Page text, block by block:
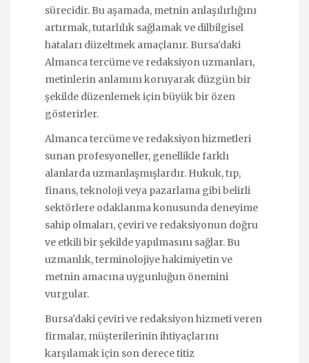
sürecidir. Bu aşamada, metnin anlaşılırlığını
artırmak, tutarlılık sağlamak ve dilbilgisel
hataları düzeltmek amaçlanır. Bursa'daki
Almanca tercüme ve redaksiyon uzmanları,
metinlerin anlamını koruyarak düzgün bir
şekilde düzenlemek için büyük bir özen
gösterirler.
Almanca tercüme ve redaksiyon hizmetleri
sunan profesyoneller, genellikle farklı
alanlarda uzmanlaşmışlardır. Hukuk, tıp,
finans, teknoloji veya pazarlama gibi belirli
sektörlere odaklanma konusunda deneyime
sahip olmaları, çeviri ve redaksiyonun doğru
ve etkili bir şekilde yapılmasını sağlar. Bu
uzmanlık, terminolojiye hakimiyetin ve
metnin amacına uygunluğun önemini
vurgular.
Bursa'daki çeviri ve redaksiyon hizmeti veren
firmalar, müşterilerinin ihtiyaçlarını
karşılamak için son derece titiz